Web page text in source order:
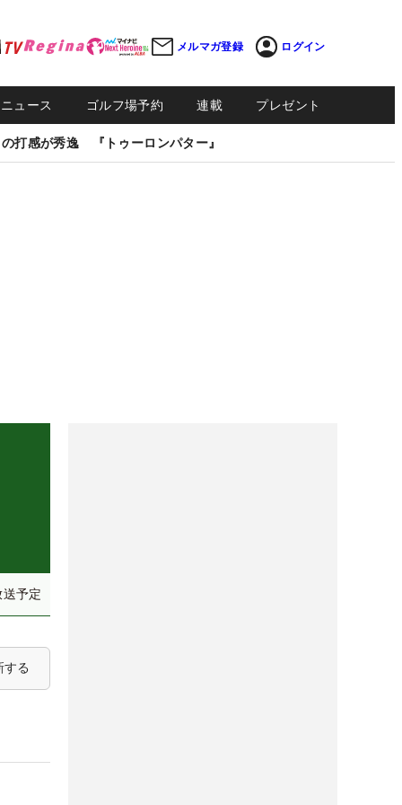
メルマガ登録 ログイン
ュース ゴルフ場予約 連載 プレゼント
打感が秀逸 『トゥーロンパター』
予定
する